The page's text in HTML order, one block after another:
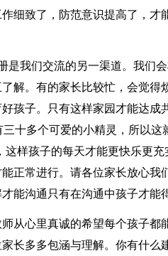
细致了，防范意识提高了，
是我们交流的另一渠道。我们
解。有的家长比较忙，会觉
孩子。只有这样家园才能达
十多个可爱的小精灵，所以
这样孩子的每天才能更快乐更
正常进行。请各位家长放心
能沟通只有在沟通中孩子才能
从心里真诚的希望每个孩子
长多多包涵与理解。你有什